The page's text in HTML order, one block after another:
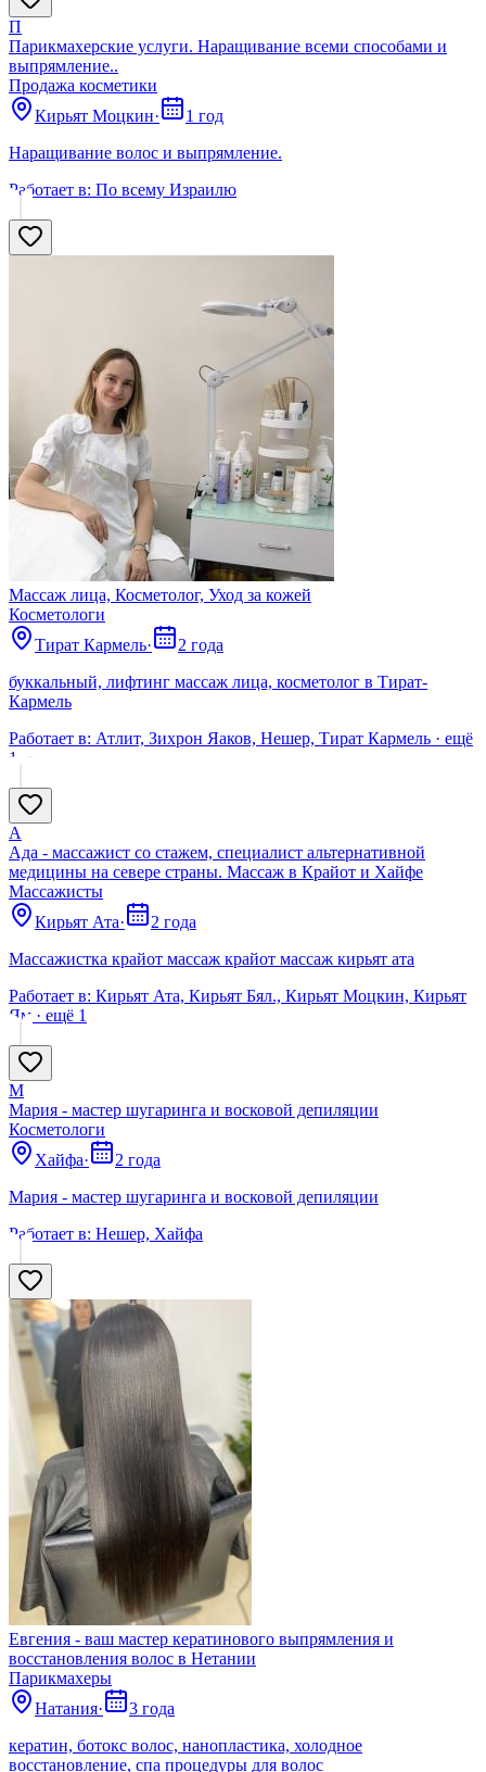
П
Парикмахерские услуги. Наращивание всеми способами и
выпрямление..
Продажа косметики
Кирьят Моцкин·
1 год
Наращивание волос и выпрямление.
Работает в: По всему Израилю
Массаж лица, Косметолог, Уход за кожей
Косметологи
Тират Кармель·
2 года
буккальный, лифтинг массаж лица, косметолог в Тират-
Кармель
Работает в: Атлит, Зихрон Яaков, Нешер, Тират Кармель · ещё
1
А
Ада - массажист со стажем, специалист альтернативной
медицины на севере страны. Массаж в Крайот и Хайфе
Массажисты
Кирьят Ата·
2 года
Массажистка крайот массаж крайот массаж кирьят ата
Работает в: Кирьят Ата, Кирьят Бял., Кирьят Моцкин, Кирьят
Ям · ещё 1
М
Мария - мастер шугаринга и восковой депиляции
Косметологи
Хайфа·
2 года
Мария - мастер шугаринга и восковой депиляции
Работает в: Нешер, Хайфа
Евгения - ваш мастер кератинового выпрямления и
восстановления волос в Нетании
Парикмахеры
Натания·
3 года
кератин, ботокс волос, нанопластика, холодное
восстановление, спа процедуры для волос